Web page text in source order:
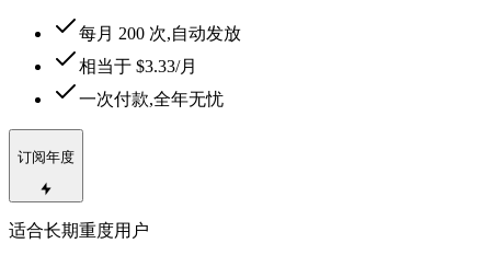
每月 200 次,自动发放
相当于 $3.33/月
一次付款,全年无忧
订阅年度
适合长期重度用户